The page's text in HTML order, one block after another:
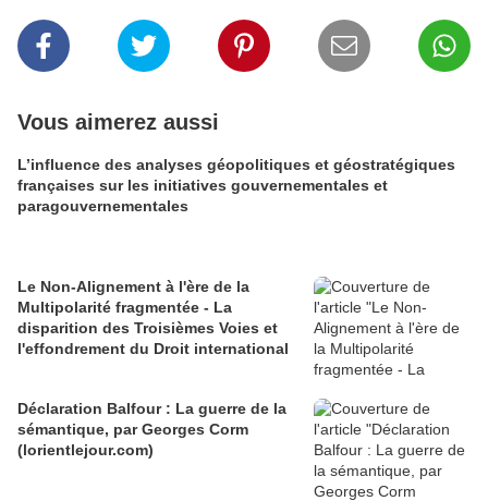
Vous aimerez aussi
L’influence des analyses géopolitiques et géostratégiques
françaises sur les initiatives gouvernementales et
paragouvernementales
Le Non-Alignement à l'ère de la
Multipolarité fragmentée - La
disparition des Troisièmes Voies et
l'effondrement du Droit international
Déclaration Balfour : La guerre de la
sémantique, par Georges Corm
(lorientlejour.com)